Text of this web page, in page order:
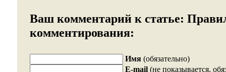
Ваш комментарий к статье:
комментирования:
Имя (обязательно)
E-mail (не показывается,